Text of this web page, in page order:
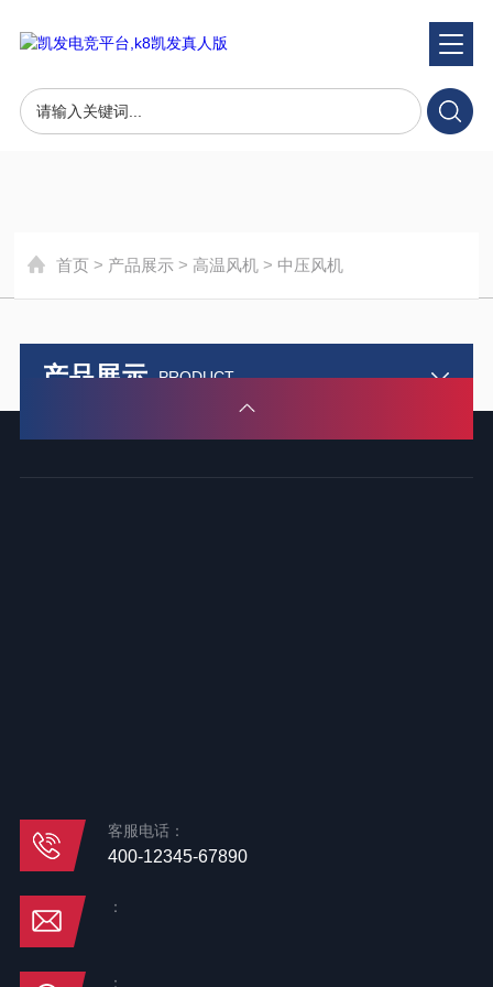
产品展示
首页 > 产品展示 > 高温风机 > 中压风机
产品展示 PRODUCT
客服电话：
400-12345-67890
：
：